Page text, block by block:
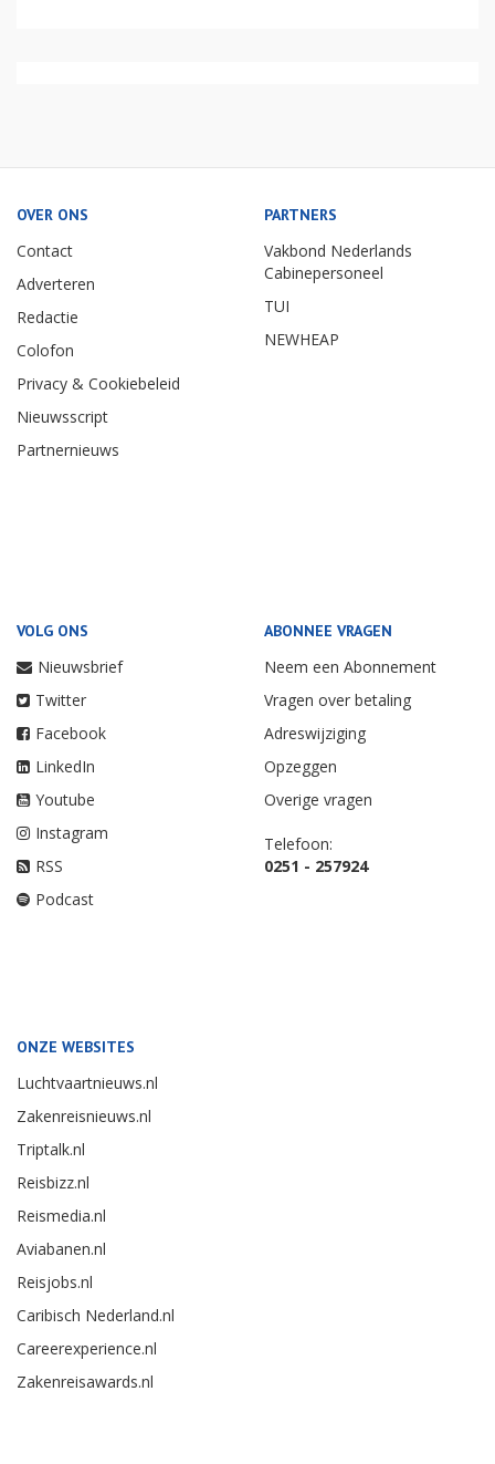
OVER ONS
Contact
Adverteren
Redactie
Colofon
Privacy & Cookiebeleid
Nieuwsscript
Partnernieuws
PARTNERS
Vakbond Nederlands
Cabinepersoneel
TUI
NEWHEAP
VOLG ONS
Nieuwsbrief
Twitter
Facebook
LinkedIn
Youtube
Instagram
RSS
Podcast
ABONNEE VRAGEN
Neem een Abonnement
Vragen over betaling
Adreswijziging
Opzeggen
Overige vragen
Telefoon:
0251 - 257924
ONZE WEBSITES
Luchtvaartnieuws.nl
Zakenreisnieuws.nl
Triptalk.nl
Reisbizz.nl
Reismedia.nl
Aviabanen.nl
Reisjobs.nl
Caribisch Nederland.nl
Careerexperience.nl
Zakenreisawards.nl